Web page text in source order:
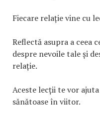
Fiecare relație vine cu
Reflectă asupra a ceea
despre nevoile tale și
relație.
Aceste lecții te vor
sănătoase în viitor.